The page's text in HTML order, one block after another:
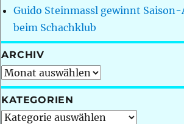
Guido Steinmassl gewinnt
beim Schachklub
ARCHIV
Archiv
KATEGORIEN
Kategorien